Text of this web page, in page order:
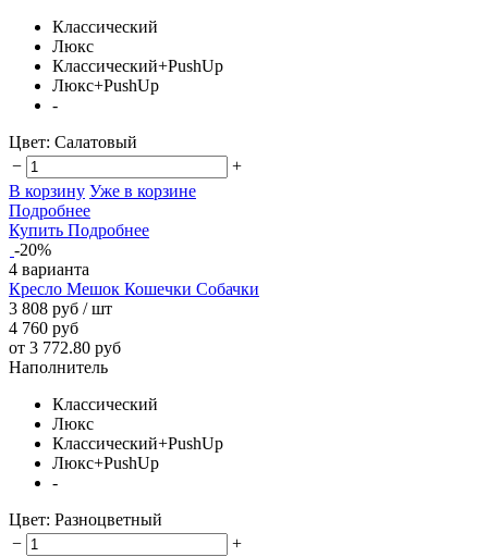
Классический
Люкс
Классический+PushUp
Люкс+PushUp
-
Цвет: Салатовый
−
+
В корзину Уже в корзине
Подробнее
Купить Подробнее
-20%
4 варианта
Кресло Мешок Кошечки Собачки
3 808 руб / шт
4 760 руб
от 3 772.80 руб
Наполнитель
Классический
Люкс
Классический+PushUp
Люкс+PushUp
-
Цвет: Разноцветный
−
+